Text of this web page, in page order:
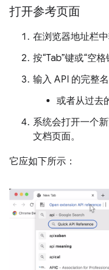
打开参考页面
在浏览器地址栏中
按“Tab”键或“空格
输入 API 的完整名
或者从过去
系统会打开一个
文档页面。
它应如下所示：